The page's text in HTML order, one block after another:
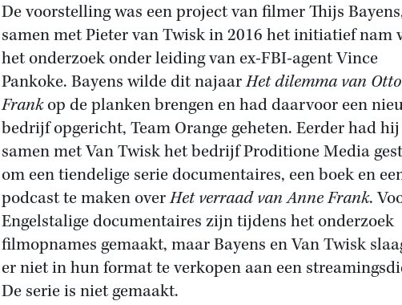
De voorstelling was een project van filmer Thijs
samen met Pieter van Twisk in 2016 het initiatief nam
het onderzoek onder leiding van ex-FBI-agent Vince
Pankoke. Bayens wilde dit najaarHet dilemma van Otto
Frankop de planken brengen en had daarvoor een
bedrijf opgericht, Team Orange geheten. Eerder had hij
samen met Van Twisk het bedrijf Proditione Media
om een tiendelige serie documentaires, een boek en
podcast te maken overHet verraad van Anne Frank.
Engelstalige documentaires zijn tijdens het onderzoek
filmopnames gemaakt, maar Bayens en Van Twisk
er niet in hun format te verkopen aan een
De serie is niet gemaakt.